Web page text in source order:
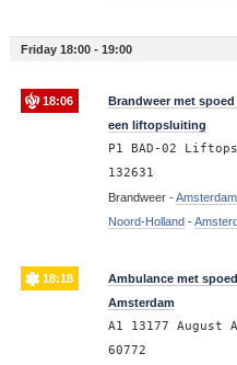
Friday 18:00 - 19:00
18:06
Brandweer met
een liftopsluiting
P1 BAD-02
132631
Brandweer -
Noord-Holland-
18:18
Ambulance met
Amsterdam
A1 13177 August
60772